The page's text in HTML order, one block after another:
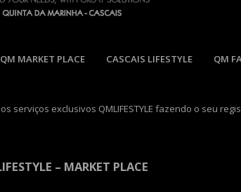
QM MARKET PLACE CASCAIS LIFESTYLE QM
serviços exclusivos QMLIFESTYLE fazendo o seu
– MARKET PLACE